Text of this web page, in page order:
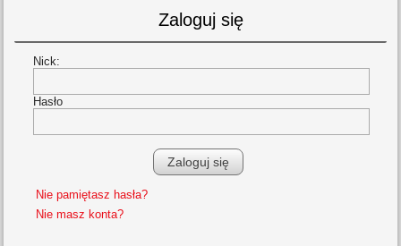
Zaloguj się
Nick:
Hasło
Nie pamiętasz hasła?
Nie masz konta?